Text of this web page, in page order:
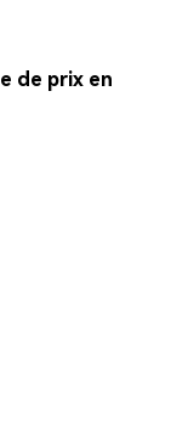
de prix en